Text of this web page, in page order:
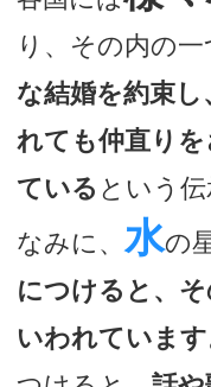
り、その内の一
な結婚を約束
れても仲直り
ている という
なみに、水の
につけると、
いわれています